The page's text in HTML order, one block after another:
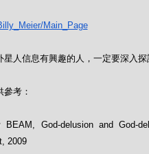
Main_Page
人信息有興趣的人， 一定要深入探
考：
God-delusion and God-
2009